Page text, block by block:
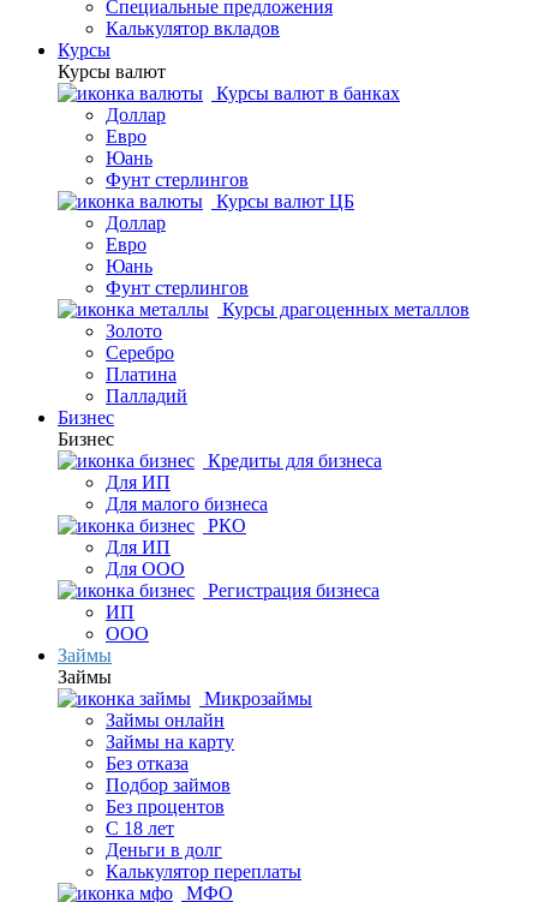
Специальные предложения
Калькулятор вкладов
Курсы
Курсы валют
Курсы валют в банках
Доллар
Евро
Юань
Фунт стерлингов
Курсы валют ЦБ
Доллар
Евро
Юань
Фунт стерлингов
Курсы драгоценных металлов
Золото
Серебро
Платина
Палладий
Бизнес
Бизнес
Кредиты для бизнеса
Для ИП
Для малого бизнеса
РКО
Для ИП
Для ООО
Регистрация бизнеса
ИП
ООО
Займы
Займы
Микрозаймы
Займы онлайн
Займы на карту
Без отказа
Подбор займов
Без процентов
С 18 лет
Деньги в долг
Калькулятор переплаты
МФО